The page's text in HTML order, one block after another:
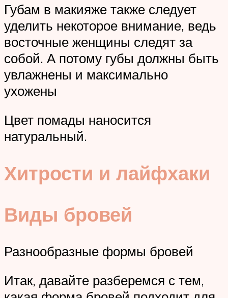
Губам в макияже также следует
уделить некоторое внимание, ведь
восточные женщины следят за
собой. А потому губы должны быть
увлажнены и максимально
ухожены
Цвет помады наносится
натуральный.
Хитрости и лайфхаки
Виды бровей
Разнообразные формы бровей
Итак, давайте разберемся с тем,